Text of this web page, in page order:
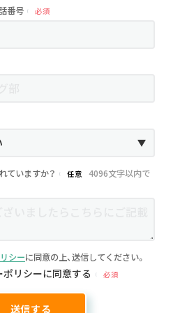
番号 必須
ていますか？ 任意
4096文字以内で
シーに同意の上、送信してください。
リシーに同意する 必須